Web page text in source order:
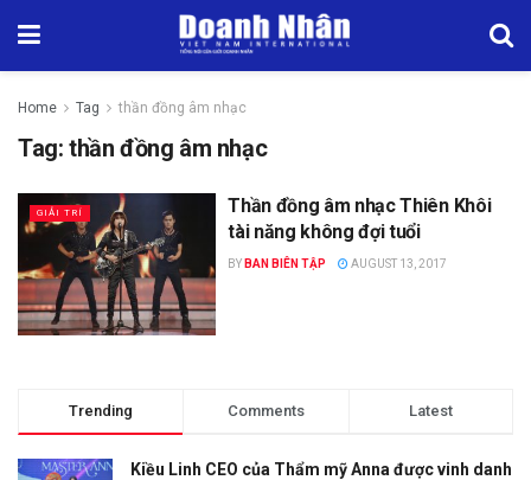
Home Tag thần đồng âm nhạc
Tag: thần đồng âm nhạc
GIẢI TRÍ
Thần đồng âm nhạc Thiên Khôi
tài năng không đợi tuổi
BY BAN BIÊN TẬP AUGUST 13, 2017
Trending Comments Latest
Kiều Linh CEO của Thẩm mỹ Anna được vinh danh